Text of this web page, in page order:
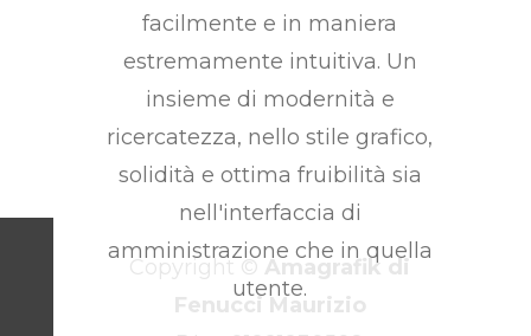
Copyright © Amagrafik di
Fenucci Maurizio
facilmente e in maniera
estremamente intuitiva. Un
insieme di modernità e
ricercatezza, nello stile grafico,
solidità e ottima fruibilità sia
nell'interfaccia di
amministrazione che in quella
utente.